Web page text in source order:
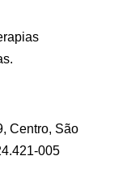
Centro, São
005